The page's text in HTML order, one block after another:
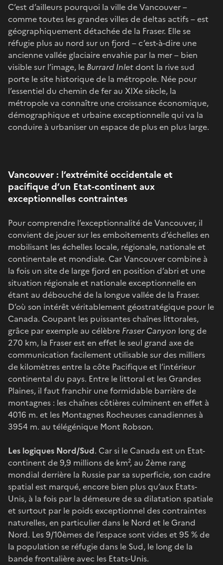
C’est d’ailleurs pourquoi la ville de Vancouver –
comme toutes les grandes villes de deltas actifs – est
géographiquement détachée de la Fraser. Elle se
réfugie plus au nord sur un fjord – c’est-à-dire une
ancienne vallée glaciaire envahie par la mer – bien
visible sur l’image, le Burrard Inletdont la rive sud
porte le site historique de la métropole. Née pour
l’essentiel du chemin de fer au XIXe siècle, la
métropole va connaître une croissance économique,
démographique et urbaine exceptionnelle qui va la
conduire à urbaniser un espace de plus en plus large.
Vancouver : l’extrémité occidentale et
pacifique d’un Etat-continent aux
exceptionnelles contraintes
Pour comprendre l’exceptionnalité de Vancouver, il
convient de jouer sur les emboitements d’échelles en
mobilisant les échelles locale, régionale, nationale et
continentale et mondiale. Car Vancouver combine à
la fois un site de large fjord en position d’abri et une
situation régionale et nationale exceptionnelle en
étant au débouché de la longue vallée de la Fraser.
D’où son intérêt véritablement géostratégique pour le
Canada. Coupant les puissantes chaînes littorales,
grâce par exemple au célèbre Fraser Canyon long de
270 km, la Fraser est en effet le seul grand axe de
communication facilement utilisable sur des milliers
de kilomètres entre la côte Pacifique et l’intérieur
continental du pays. Entre le littoral et les Grandes
Plaines, il faut franchir une formidable barrière de
montagnes : les chaînes côtières culminent en effet à
4016 m. et les Montagnes Rocheuses canadiennes à
3954 m. au télégénique Mont Robson.
Les logiques Nord/Sud. Car si le Canada est un Etat-
continent de 9,9 millions de km², au 2ème rang
mondial derrière la Russie par sa superficie, son cadre
spatial est marqué, encore bien plus qu’aux Etats-
Unis, à la fois par la démesure de sa dilatation spatiale
et surtout par le poids exceptionnel des contraintes
naturelles, en particulier dans le Nord et le Grand
Nord. Les 9/10èmes de l’espace sont vides et 95 % de
la population se réfugie dans le Sud, le long de la
bande frontalière avec les Etats-Unis.